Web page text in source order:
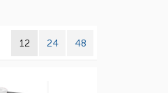
12 24 48